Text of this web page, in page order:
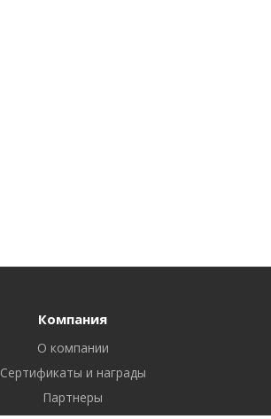
Компания
О компании
Сертификаты и награды
Партнеры